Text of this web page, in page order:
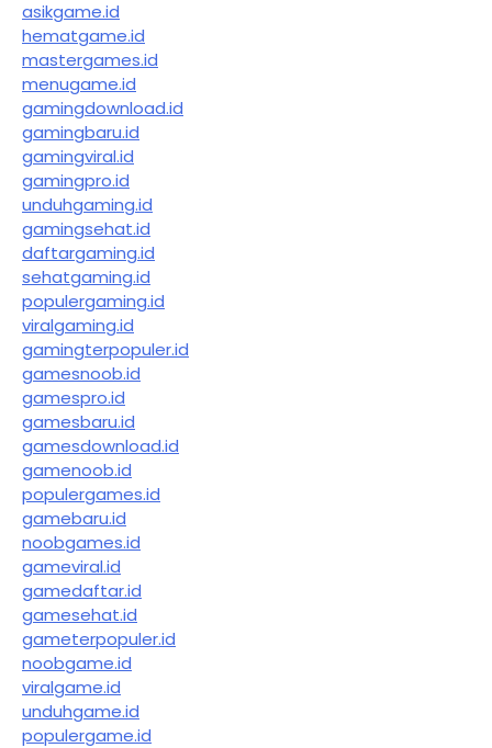
asikgame.id
hematgame.id
mastergames.id
menugame.id
gamingdownload.id
gamingbaru.id
gamingviral.id
gamingpro.id
unduhgaming.id
gamingsehat.id
daftargaming.id
sehatgaming.id
populergaming.id
viralgaming.id
gamingterpopuler.id
gamesnoob.id
gamespro.id
gamesbaru.id
gamesdownload.id
gamenoob.id
populergames.id
gamebaru.id
noobgames.id
gameviral.id
gamedaftar.id
gamesehat.id
gameterpopuler.id
noobgame.id
viralgame.id
unduhgame.id
populergame.id